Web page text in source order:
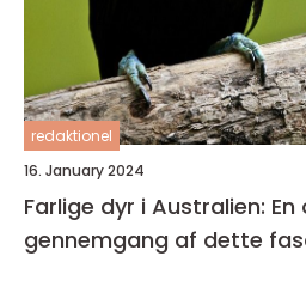
redaktionel
16. January 2024
Farlige dyr i Australien:
gennemgang af dette